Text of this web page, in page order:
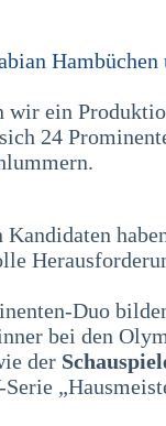
Hambüchen
ein
24
Kandidaten
Duo
bei den
der
Serie